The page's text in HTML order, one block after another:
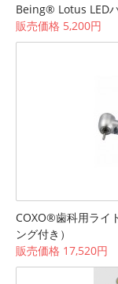
Being® Lotus LED
販売価格 5,200円
COXO®歯科用ライ
ング付き）
販売価格 17,520円